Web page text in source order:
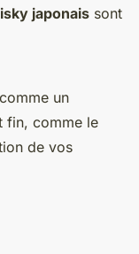
japonais sont
un
fin, comme le
de vos